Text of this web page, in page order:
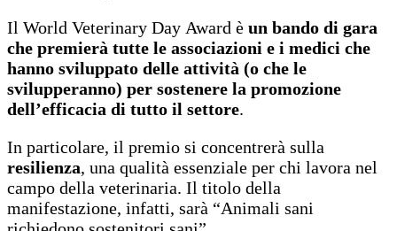
Il World Veterinary Day Award è un bando di gara
che premierà tutte le associazioni e i medici che
hanno sviluppato delle attività (o che le
svilupperanno) per sostenere la promozione
dell’efficacia di tutto il settore.
In particolare, il premio si concentrerà sulla
resilienza, una qualità essenziale per chi lavora nel
campo della veterinaria. Il titolo della
manifestazione, infatti, sarà “Animali sani